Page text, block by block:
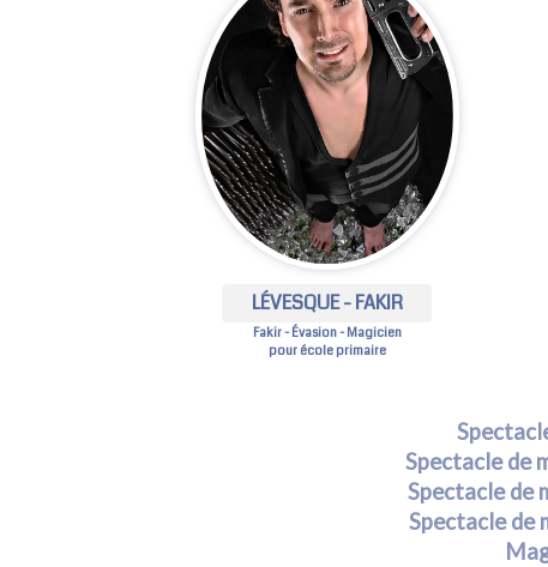
LÉVESQUE - FAKIR
Fakir - Évasion - Magicien
pour école primaire
Spectacle de
Spectacle de
Spectacle de